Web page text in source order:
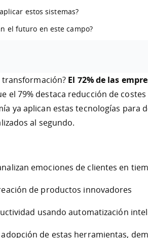
estos sistemas?
el futuro en este campo?
transformación? El 72% de las
el 79% destaca reducción de
ya aplican estas tecnologías para
al segundo.
emociones de clientes en
de productos innovadores
usando automatización
de estas herramientas,